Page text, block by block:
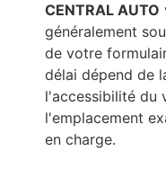
CENTRAL AUTO
généralement
de votre
délai dépend de
l'accessibilité du
l'emplacement
en charge.